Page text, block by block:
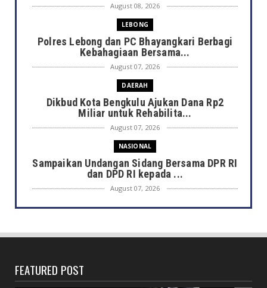
August 08, 2026
LEBONG
Polres Lebong dan PC Bhayangkari Berbagi
Kebahagiaan Bersama...
August 07, 2026
DAERAH
Dikbud Kota Bengkulu Ajukan Dana Rp2
Miliar untuk Rehabilita...
August 07, 2026
NASIONAL
Sampaikan Undangan Sidang Bersama DPR RI
dan DPD RI kepada ...
August 07, 2026
DAERAH
Gelar Lomba Kebersihan...
Jaga Kehormatan Simbol Negara, Walikota:
FEATURED POST